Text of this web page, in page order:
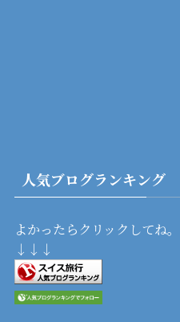
人気ブログランキング
よかったらクリックしてね。
↓↓↓